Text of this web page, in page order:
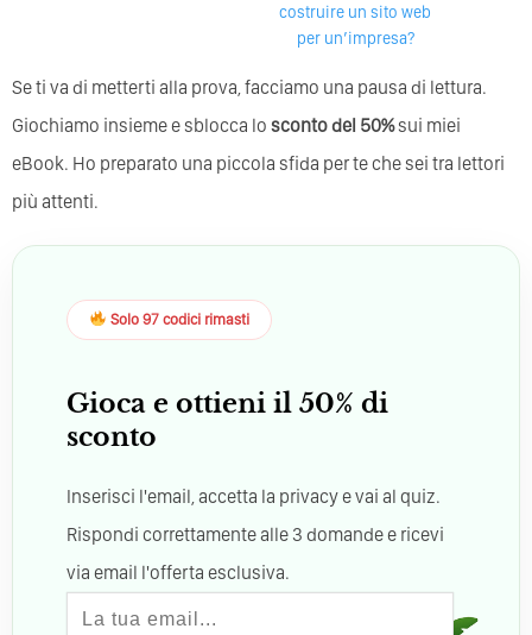
costruire un sito web
per un’impresa?
Se ti va di metterti alla prova, facciamo una pausa di lettura.
Giochiamo insieme e sblocca lo sconto del 50%sui miei
eBook. Ho preparato una piccola sfida per te che sei tra lettori
più attenti.
Solo 97 codici rimasti
Gioca e ottieni il 50% di
sconto
Inserisci l'email, accetta la privacy e vai al quiz.
Rispondi correttamente alle 3 domande e ricevi
via email l'offerta esclusiva.